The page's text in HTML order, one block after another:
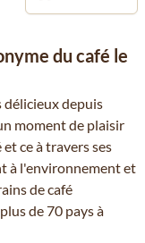
du café le
délicieux depuis
moment de plaisir
ce à travers ses
à l'environnement et
de café
de 70 pays à